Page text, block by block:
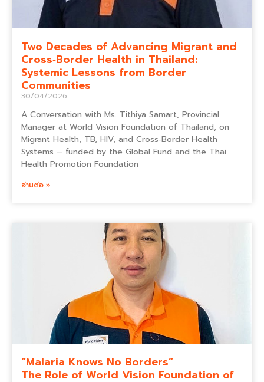
Two Decades of Advancing Migrant and
Cross‑Border Health in Thailand:
Systemic Lessons from Border
Communities
30/04/2026
A Conversation with Ms. Tithiya Samart, Provincial
Manager at World Vision Foundation of Thailand, on
Migrant Health, TB, HIV, and Cross‑Border Health
Systems – funded by the Global Fund and the Thai
Health Promotion Foundation
อ่านต่อ »
“Malaria Knows No Borders”
The Role of World Vision Foundation of